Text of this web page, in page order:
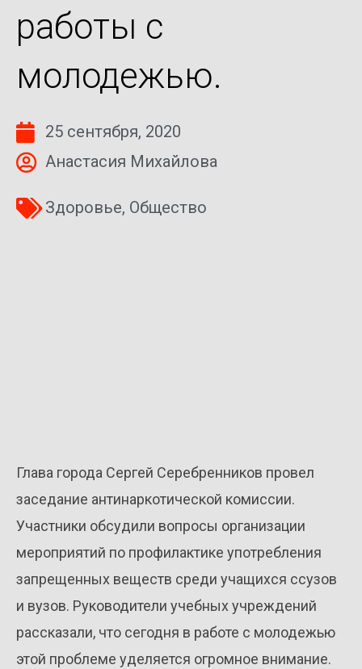
работы с
молодежью.
25 сентября, 2020
Анастасия Михайлова
Здоровье, Общество
Глава города Сергей Серебренников провел
заседание антинаркотической комиссии.
Участники обсудили вопросы организации
мероприятий по профилактике употребления
запрещенных веществ среди учащихся ссузов
и вузов. Руководители учебных учреждений
рассказали, что сегодня в работе с молодежью
этой проблеме уделяется огромное внимание.